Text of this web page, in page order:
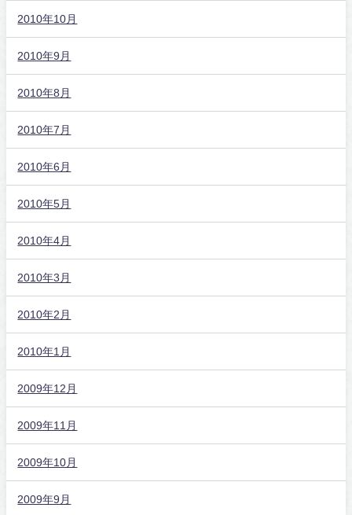
2010年10月
2010年9月
2010年8月
2010年7月
2010年6月
2010年5月
2010年4月
2010年3月
2010年2月
2010年1月
2009年12月
2009年11月
2009年10月
2009年9月